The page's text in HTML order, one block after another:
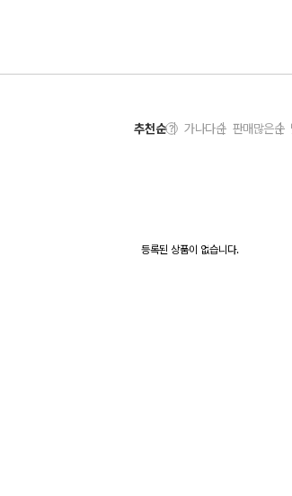
추천순 가나다순 판매많은순
등록된 상품이 없습니다.